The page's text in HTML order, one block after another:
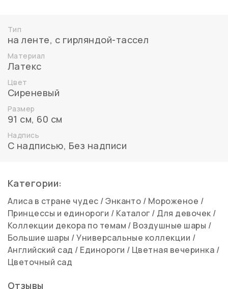
Тип
на ленте, с гирляндой-тассел
Материал
Латекс
Цвет
Сиреневый
Размер
91 см, 60 см
Надпись
С надписью, Без надписи
Категории:
Алиса в стране чудес /Энканто / Мороженое /
Принцессы и единороги / Каталог / Для девочек /
Коллекции декора по темам / Воздушные шары /
Большие шары /Универсальные коллекции /
Английский сад / Единороги / Цветная вечеринка /
Цветочный сад
Отзывы